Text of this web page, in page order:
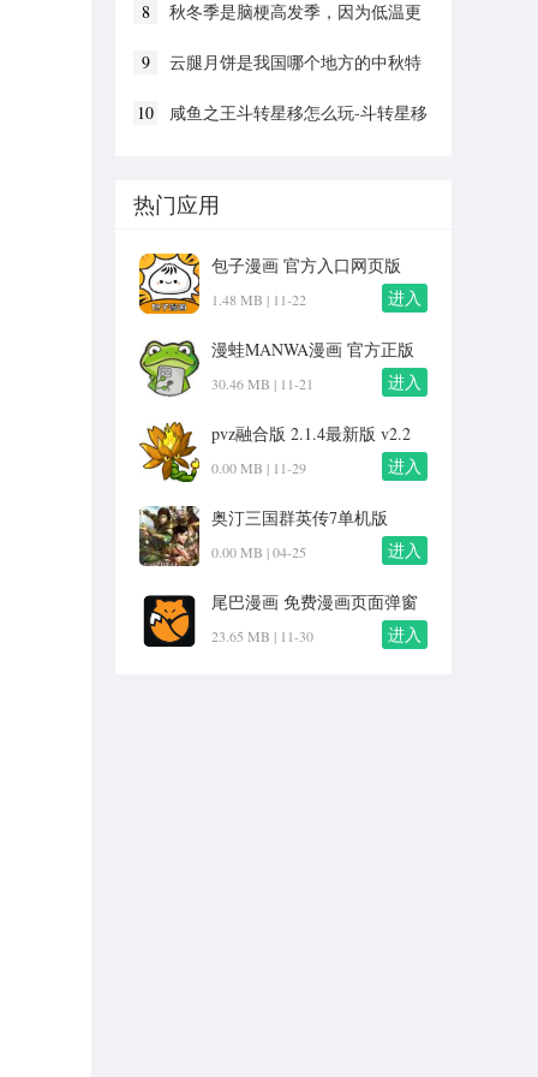
8
秋冬季是脑梗高发季，因为低温更
9
云腿月饼是我国哪个地方的中秋特
10
咸鱼之王斗转星移怎么玩-斗转星移
热门应用
包子漫画 官方入口网页版
1.48 MB | 11-22 进入
漫蛙MANWA漫画 官方正版
30.46 MB | 11-21 进入
pvz融合版 2.1.4最新版 v2.2
0.00 MB | 11-29 进入
奥汀三国群英传7单机版
0.00 MB |04-25 进入
尾巴漫画 免费漫画页面弹窗
23.65 MB | 11-30 进入